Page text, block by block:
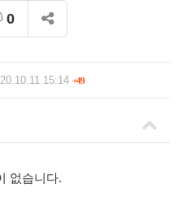
0
15:14 +49
없습니다.